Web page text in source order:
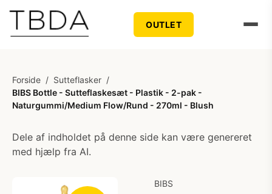
OUTLET
Forside / Sutteflasker /
BIBS Bottle - Sutteflaskesæt - Plastik - 2-pak -
Naturgummi/Medium Flow/Rund - 270ml - Blush
Dele af indholdet på denne side kan være genereret
med hjælp fra AI.
BIBS